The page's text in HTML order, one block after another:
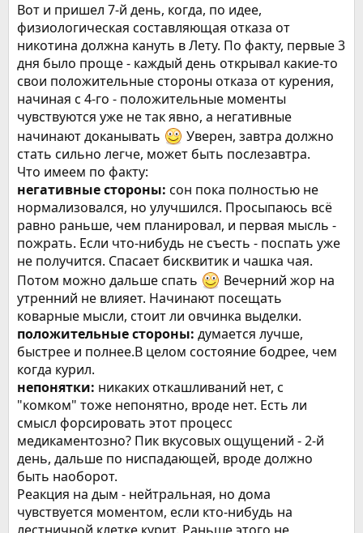
Вот и пришел 7-й день, когда, по идее,
физиологическая составляющая отказа от
никотина должна кануть в Лету. По факту, первые 3
дня было проще - каждый день открывал какие-то
свои положительные стороны отказа от курения,
начиная с 4-го - положительные моменты
чувствуются уже не так явно, а негативные
начинают доканывать
Уверен, завтра должно
стать сильно легче, может быть послезавтра.
Что имеем по факту:
негативные стороны: сон пока полностью не
нормализовался, но улучшился. Просыпаюсь всё
равно раньше, чем планировал, и первая мысль -
пожрать. Если что-нибудь не съесть - поспать уже
не получится. Спасает бисквитик и чашка чая.
Потом можно дальше спать
Вечерний жор на
утренний не влияет. Начинают посещать
коварные мысли, стоит ли овчинка выделки.
положительные стороны: думается лучше,
быстрее и полнее.В целом состояние бодрее, чем
когда курил.
непонятки: никаких откашливаний нет, с
"комком" тоже непонятно, вроде нет. Есть ли
смысл форсировать этот процесс
медикаментозно? Пик вкусовых ощущений - 2-й
день, дальше по ниспадающей, вроде должно
быть наоборот.
Реакция на дым - нейтральная, но дома
чувствуется моментом, если кто-нибудь на